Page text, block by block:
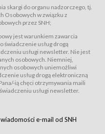
drogą elektroniczną (Dz.U. z 2002
świadczone są nieodpłatnie.
dostęp do Serwisu jest otwarty dla
z Serwisu jest zobowiązany
konta w Serwisie oraz zamówienie
do tego formularza
dla wszystkich
Regulaminu.
postanowień Regulaminu
nieodpłatnie za
skargi do organu nadzorczego, tj.
Osobowych w związku z
przez SNH;
jest warunkiem zawarcia
świadczenie usług drogą
usługi newsletter. Nie jest
osobowych. Niemniej,
osobowych uniemożliwi
usług drogą elektroniczną
ią chęci otrzymywania maili
usługi newsletter.
e-mail od SNH